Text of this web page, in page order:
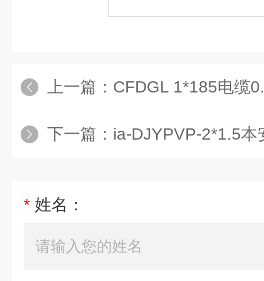
上一篇： CFDGL 1*185电缆
下一篇： ia-DJYPVP-2*1.5本
* 姓名：